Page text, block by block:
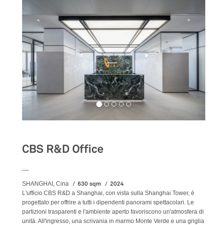
CBS R&D Office
SHANGHAI, Cina 630 sqm 2024
L'ufficio CBS R&D a Shanghai, con vista sulla Shanghai Tower, è
progettato per offrire a tutti i dipendenti panorami spettacolari. Le
partizioni trasparenti e l'ambiente aperto favoriscono un'atmosfera di
unità. All'ingresso, una scrivania in marmo Monte Verde e una griglia